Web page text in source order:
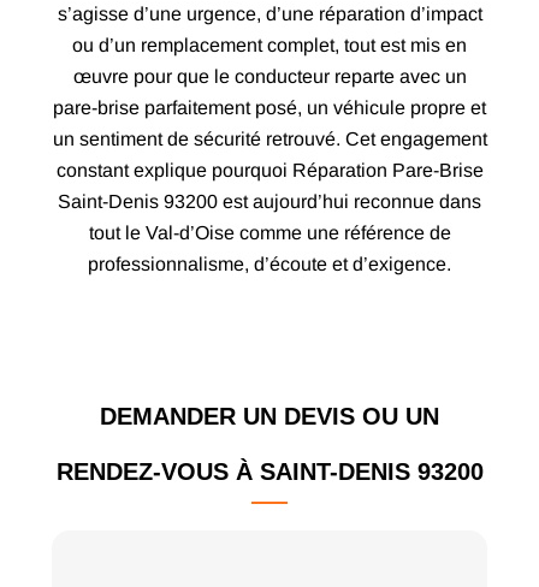
s’agisse d’une urgence, d’une réparation d’impact
ou d’un remplacement complet, tout est mis en
œuvre pour que le conducteur reparte avec un
pare-brise parfaitement posé, un véhicule propre et
un sentiment de sécurité retrouvé. Cet engagement
constant explique pourquoi Réparation Pare-Brise
Saint-Denis 93200 est aujourd’hui reconnue dans
tout le Val-d’Oise comme une référence de
professionnalisme, d’écoute et d’exigence.
DEMANDER UN DEVIS OU UN
RENDEZ-VOUS À SAINT-DENIS 93200